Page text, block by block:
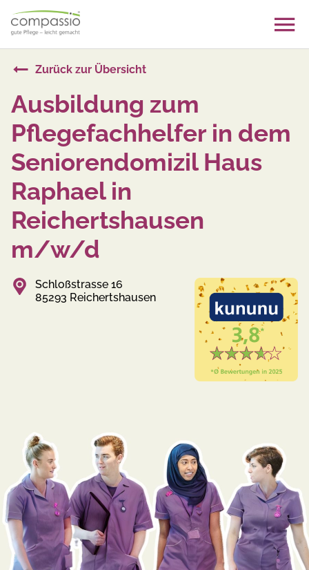
content
Zurück zur Übersicht
Ausbildung zum
Pflegefachhelfer in dem
Seniorendomizil Haus
Raphael in
Reichertshausen
m/w/d
Schloßstrasse 16
85293 Reichertshausen